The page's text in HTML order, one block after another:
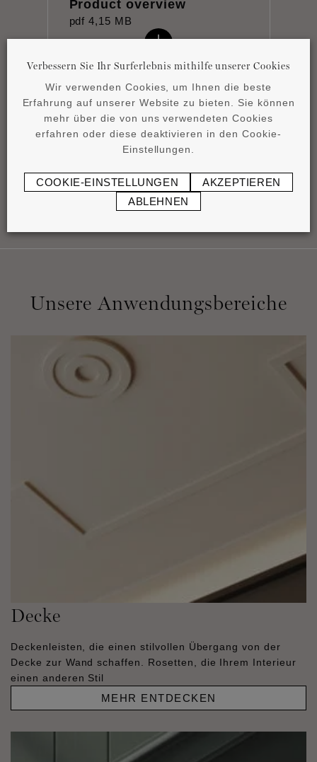
Product overview
pdf 4,15 MB
Montageanleitung
0,42 MB
Unsere Anwendungsbereiche
Decke
Deckenleisten, die einen stilvollen Übergang von der
Decke zur Wand schaffen. Rosetten, die Ihrem Interieur
einen anderen Stil
MEHR ENTDECKEN
Verbessern Sie Ihr Surferlebnis mithilfe unserer Cookies
Wir verwenden Cookies, um Ihnen die beste
Erfahrung auf unserer Website zu bieten. Sie können
mehr über die von uns verwendeten Cookies
erfahren oder diese deaktivieren in den Cookie-
Einstellungen.
COOKIE-EINSTELLUNGEN
AKZEPTIEREN
ABLEHNEN